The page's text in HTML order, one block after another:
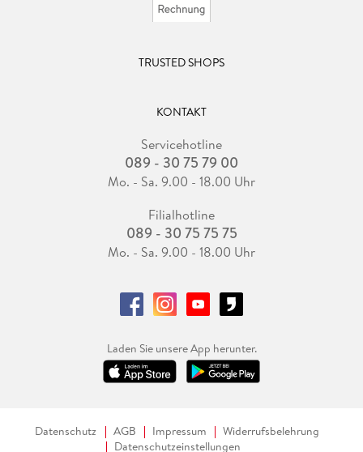
TRUSTED SHOPS
KONTAKT
Servicehotline
089 - 30 75 79 00
Mo. - Sa. 9.00 - 18.00 Uhr
Filialhotline
089 - 30 75 75 75
Mo. - Sa. 9.00 - 18.00 Uhr
Laden Sie unsere App herunter.
Datenschutz AGB Impressum
Widerrufsbelehrung
Datenschutzeinstellungen